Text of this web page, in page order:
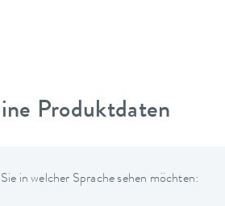
Produktdaten
in welcher Sprache sehen möchten: